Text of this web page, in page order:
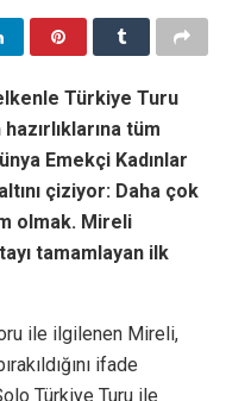
Türkiye Turu
tüm
Emekçi Kadınlar
çiziyor: Daha çok
olmak. Mireli
tamamlayan ilk
ile ilgilenen Mireli,
ifade
Türkiye Turu ile